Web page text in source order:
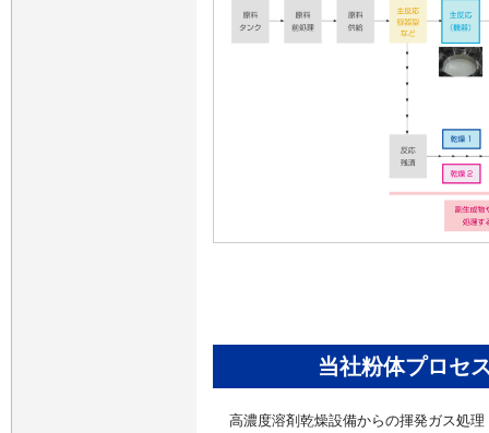
当社粉体プロセ
高濃度溶剤乾燥設備からの揮発ガス処